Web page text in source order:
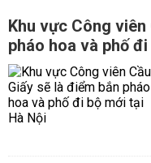
Khu vực Công
pháo hoa và phố